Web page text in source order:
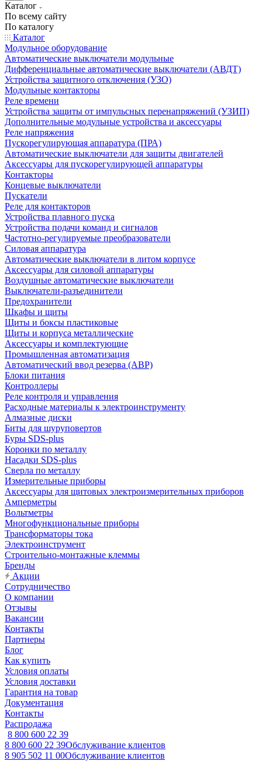
Каталог
По всему сайту
По каталогу
Каталог
Модульное оборудование
Автоматические выключатели модульные
Дифференциальные автоматические выключатели (АВДТ)
Устройства защитного отключения (УЗО)
Модульные контакторы
Реле времени
Устройства защиты от импульсных перенапряжений (УЗИП)
Дополнительные модульные устройства и аксессуары
Реле напряжения
Пускорегулирующая аппаратура (ПРА)
Автоматические выключатели для защиты двигателей
Аксессуары для пускорегулирующей аппаратуры
Контакторы
Концевые выключатели
Пускатели
Реле для контакторов
Устройства плавного пуска
Устройства подачи команд и сигналов
Частотно-регулируемые преобразователи
Силовая аппаратура
Автоматические выключатели в литом корпусе
Аксессуары для силовой аппаратуры
Воздушные автоматические выключатели
Выключатели-разъединители
Предохранители
Шкафы и щиты
Щиты и боксы пластиковые
Щиты и корпуса металлические
Аксессуары и комплектующие
Промышленная автоматизация
Автоматический ввод резерва (АВР)
Блоки питания
Контроллеры
Реле контроля и управления
Расходные материалы к электроинструменту
Алмазные диски
Биты для шуруповертов
Буры SDS-plus
Коронки по металлу
Насадки SDS-plus
Сверла по металлу
Измерительные приборы
Аксессуары для щитовых электроизмерительных приборов
Амперметры
Вольтметры
Многофункциональные приборы
Трансформаторы тока
Электроинструмент
Строительно-монтажные клеммы
Бренды
Акции
Сотрудничество
О компании
Отзывы
Вакансии
Контакты
Партнеры
Блог
Как купить
Условия оплаты
Условия доставки
Гарантия на товар
Документация
Контакты
Распродажа
8 800 600 22 39
8 800 600 22 39Обслуживание клиентов
8 905 502 11 00Обслуживание клиентов